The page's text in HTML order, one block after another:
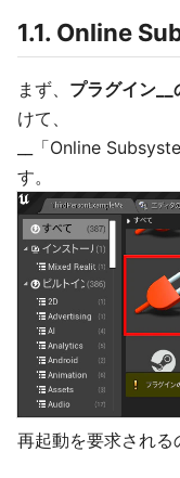
1.1. Online
まず、 プラグイン__
けて、
__「Online
す。
再起動を要求される